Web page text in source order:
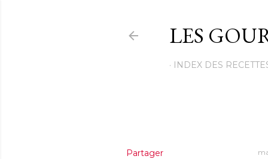
LES
INDEX DES
Partager